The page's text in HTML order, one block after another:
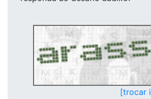
[trocar